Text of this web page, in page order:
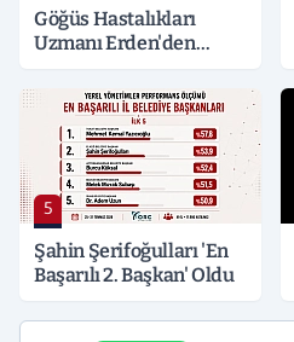
Göğüs Hastalıkları
Uzmanı Erden'den
5
Şahin Şerifoğulları 'En
Başarılı 2. Başkan' Oldu